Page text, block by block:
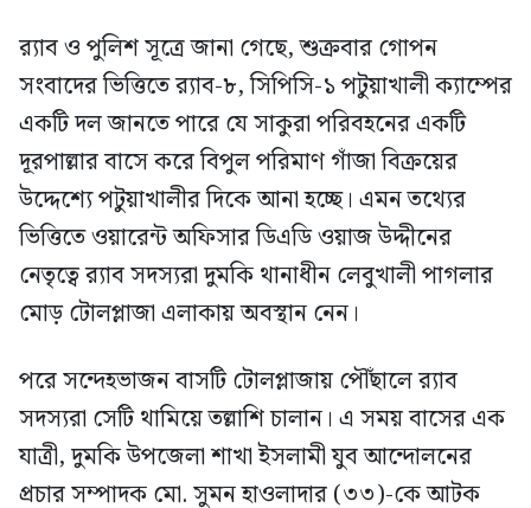
র‍্যাব ও পুলিশ সূত্রে জানা গেছে, শুক্রবার গোপন
সংবাদের ভিত্তিতে র‍্যাব-৮, সিপিসি-১ পটুয়াখালী ক্যাম্পের
একটি দল জানতে পারে যে সাকুরা পরিবহনের একটি
দূরপাল্লার বাসে করে বিপুল পরিমাণ গাঁজা বিক্রয়ের
উদ্দেশ্যে পটুয়াখালীর দিকে আনা হচ্ছে। এমন তথ্যের
ভিত্তিতে ওয়ারেন্ট অফিসার ডিএডি ওয়াজ উদ্দীনের
নেতৃত্বে র‍্যাব সদস্যরা দুমকি থানাধীন লেবুখালী পাগলার
মোড় টোলপ্লাজা এলাকায় অবস্থান নেন।
পরে সন্দেহভাজন বাসটি টোলপ্লাজায় পৌঁছালে র‍্যাব
সদস্যরা সেটি থামিয়ে তল্লাশি চালান। এ সময় বাসের এক
যাত্রী, দুমকি উপজেলা শাখা ইসলামী যুব আন্দোলনের
প্রচার সম্পাদক মো. সুমন হাওলাদার (৩৩)-কে আটক